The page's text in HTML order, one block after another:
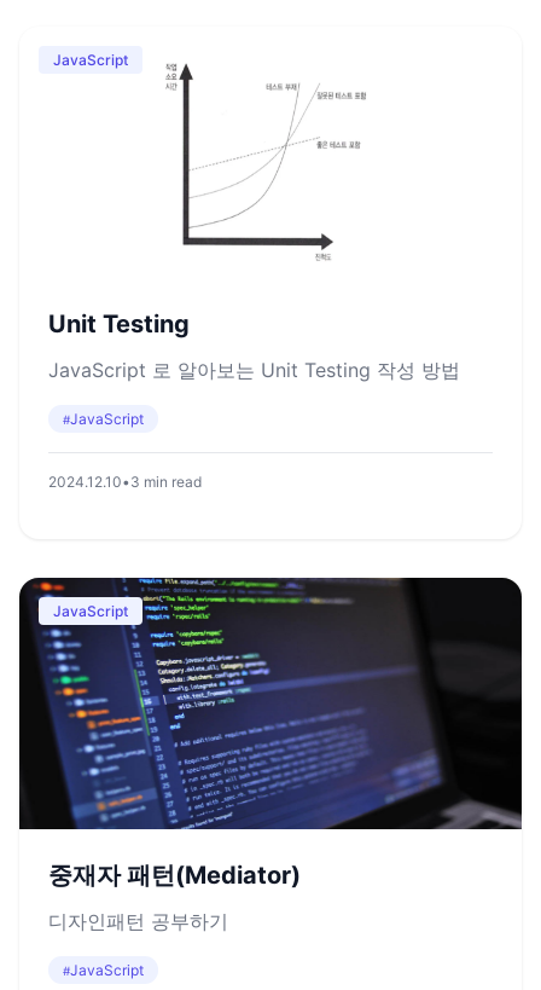
JavaScript
Unit Testing
JavaScript 로 알아보는 Unit Testing 작성 방법
#JavaScript
2024.12.10•3 min read
JavaScript
중재자 패턴(Mediator)
디자인패턴 공부하기
#JavaScript